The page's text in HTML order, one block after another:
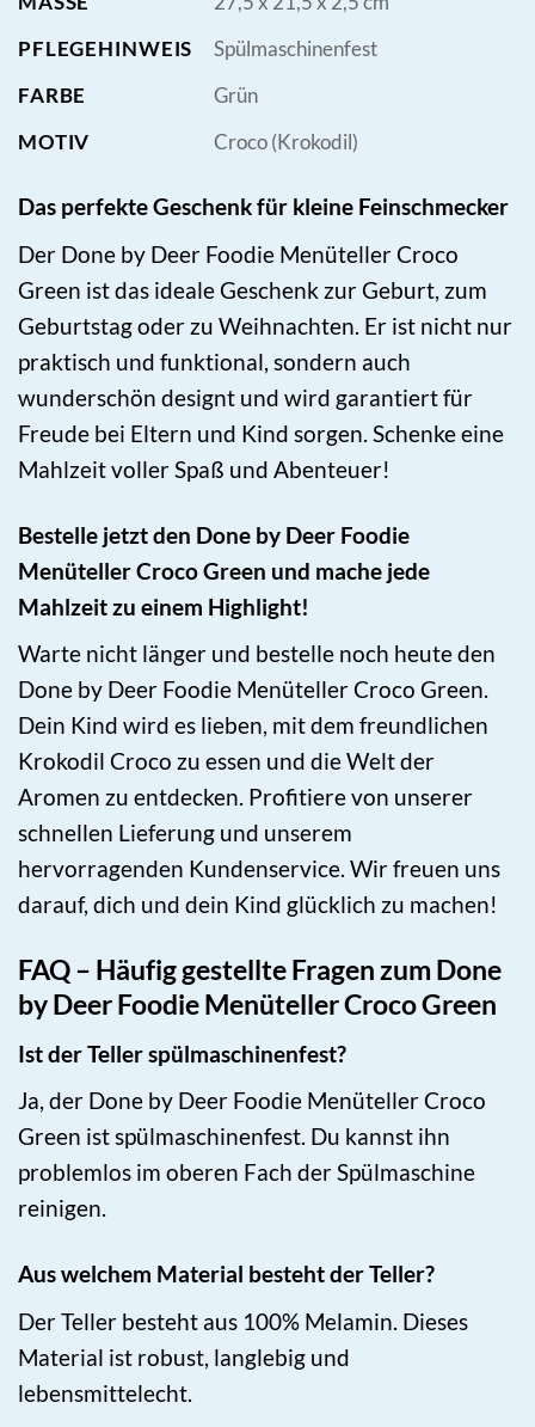
PFLEGEHINWEIS
Spülmaschinenfest
FARBE
Grün
MOTIV
Croco (Krokodil)
Das perfekte Geschenk für kleine Feinschmecker
Der Done by Deer Foodie Menüteller Croco
Green ist das ideale Geschenk zur Geburt, zum
Geburtstag oder zu Weihnachten. Er ist nicht nur
praktisch und funktional, sondern auch
wunderschön designt und wird garantiert für
Freude bei Eltern und Kind sorgen. Schenke eine
Mahlzeit voller Spaß und Abenteuer!
Bestelle jetzt den Done by Deer Foodie
Menüteller Croco Green und mache jede
Mahlzeit zu einem Highlight!
Warte nicht länger und bestelle noch heute den
Done by Deer Foodie Menüteller Croco Green.
Dein Kind wird es lieben, mit dem freundlichen
Krokodil Croco zu essen und die Welt der
Aromen zu entdecken. Profitiere von unserer
schnellen Lieferung und unserem
hervorragenden Kundenservice. Wir freuen uns
darauf, dich und dein Kind glücklich zu machen!
FAQ – Häufig gestellte Fragen zum Done
by Deer Foodie Menüteller Croco Green
Ist der Teller spülmaschinenfest?
Ja, der Done by Deer Foodie Menüteller Croco
Green ist spülmaschinenfest. Du kannst ihn
problemlos im oberen Fach der Spülmaschine
reinigen.
Aus welchem Material besteht der Teller?
Der Teller besteht aus 100% Melamin. Dieses
Material ist robust, langlebig und
lebensmittelecht.